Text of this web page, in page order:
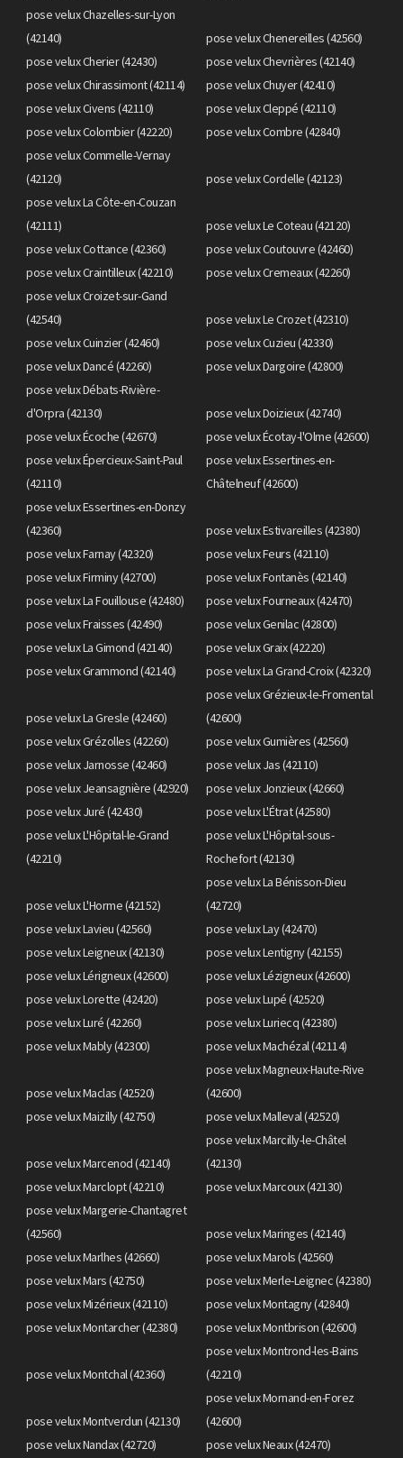
pose velux Chazelles-sur-Lyon
(42140)
pose velux Chenereilles (42560)
pose velux Cherier (42430)
pose velux Chevrières (42140)
pose velux Chirassimont (42114)
pose velux Chuyer (42410)
pose velux Civens (42110)
pose velux Cleppé (42110)
pose velux Colombier (42220)
pose velux Combre (42840)
pose velux Commelle-Vernay
(42120)
pose velux Cordelle (42123)
pose velux La Côte-en-Couzan
(42111)
pose velux Le Coteau (42120)
pose velux Cottance (42360)
pose velux Coutouvre (42460)
pose velux Craintilleux (42210)
pose velux Cremeaux (42260)
pose velux Croizet-sur-Gand
(42540)
pose velux Le Crozet (42310)
pose velux Cuinzier (42460)
pose velux Cuzieu (42330)
pose velux Dancé (42260)
pose velux Dargoire (42800)
pose velux Débats-Rivière-
d'Orpra (42130)
pose velux Doizieux (42740)
pose velux Écoche (42670)
pose velux Écotay-l'Olme (42600)
pose velux Épercieux-Saint-Paul
(42110)
pose velux Essertines-en-
Châtelneuf (42600)
pose velux Essertines-en-Donzy
(42360)
pose velux Estivareilles (42380)
pose velux Farnay (42320)
pose velux Feurs (42110)
pose velux Firminy (42700)
pose velux Fontanès (42140)
pose velux La Fouillouse (42480)
pose velux Fourneaux (42470)
pose velux Fraisses (42490)
pose velux Genilac (42800)
pose velux La Gimond (42140)
pose velux Graix (42220)
pose velux Grammond (42140)
pose velux La Grand-Croix (42320)
pose velux La Gresle (42460)
pose velux Grézieux-le-Fromental
(42600)
pose velux Grézolles (42260)
pose velux Gumières (42560)
pose velux Jarnosse (42460)
pose velux Jas (42110)
pose velux Jeansagnière (42920)
pose velux Jonzieux (42660)
pose velux Juré (42430)
pose velux L'Étrat (42580)
pose velux L'Hôpital-le-Grand
(42210)
pose velux L'Hôpital-sous-
Rochefort (42130)
pose velux L'Horme (42152)
pose velux La Bénisson-Dieu
(42720)
pose velux Lavieu (42560)
pose velux Lay (42470)
pose velux Leigneux (42130)
pose velux Lentigny (42155)
pose velux Lérigneux (42600)
pose velux Lézigneux (42600)
pose velux Lorette (42420)
pose velux Lupé (42520)
pose velux Luré (42260)
pose velux Luriecq (42380)
pose velux Mably (42300)
pose velux Machézal (42114)
pose velux Maclas (42520)
pose velux Magneux-Haute-Rive
(42600)
pose velux Maizilly (42750)
pose velux Malleval (42520)
pose velux Marcenod (42140)
pose velux Marcilly-le-Châtel
(42130)
pose velux Marclopt (42210)
pose velux Marcoux (42130)
pose velux Margerie-Chantagret
(42560)
pose velux Maringes (42140)
pose velux Marlhes (42660)
pose velux Marols (42560)
pose velux Mars (42750)
pose velux Merle-Leignec (42380)
pose velux Mizérieux (42110)
pose velux Montagny (42840)
pose velux Montarcher (42380)
pose velux Montbrison (42600)
pose velux Montchal (42360)
pose velux Montrond-les-Bains
(42210)
pose velux Montverdun (42130)
pose velux Mornand-en-Forez
(42600)
pose velux Nandax (42720)
pose velux Neaux (42470)